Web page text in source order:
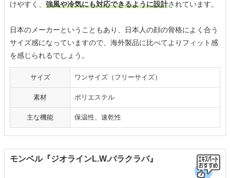
けやすく、 強風や冷気にも対応できるように設計されています。
日本のメーカーということもあり、日本人の顔の骨格によく合う
サイズ感になっていますので、海外製品に比べてよりフィット感
を感じられるでしょう。
サイズ ワンサイズ（フリーサイズ）
素材 ポリエステル
主な機能 保温性、速乾性
モンベル『ジオラインL.W.バラクラバ』